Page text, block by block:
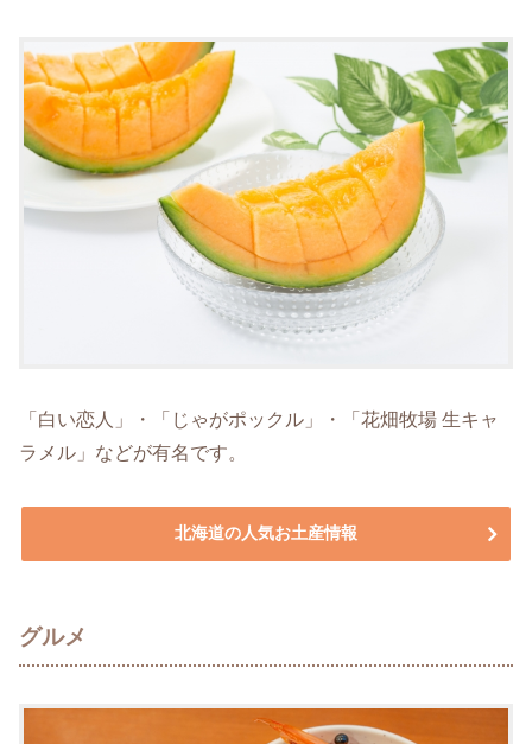
「白い恋人」・「じゃがポックル」・「花畑牧場 生キャ
ラメル」などが有名です。
北海道の人気お土産情報
グルメ